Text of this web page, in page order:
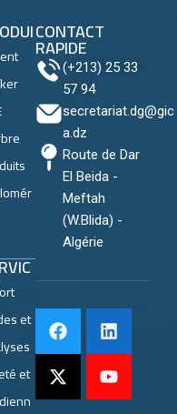
et
et
CONTACT
RAPIDE
(+213) 25 33
57 94
secretariat.dg@gic
a.dz
Route de Dar
El Beida -
Meftah
(W.Blida) -
Algérie